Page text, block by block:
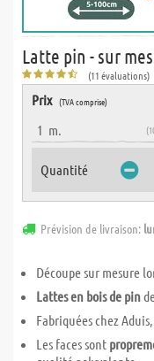
Latte pin - sur
(11 évaluations)
Prix (TVA comprise)
1 m.
Quantité
Prévision de livraison:
Découpe sur mesure
Lattes en bois de pin
Fabriquées chez
Les faces sont